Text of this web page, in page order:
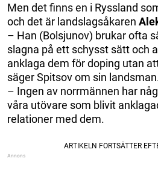
Men det finns en i Ryssland
och det är landslagsåkaren
– Han (Bolsjunov) brukar ofta
slagna på ett schysst sätt och
anklaga dem för doping utan
säger Spitsov om sin
– Ingen av norrmännen har
våra utövare som blivit
relationer med dem.